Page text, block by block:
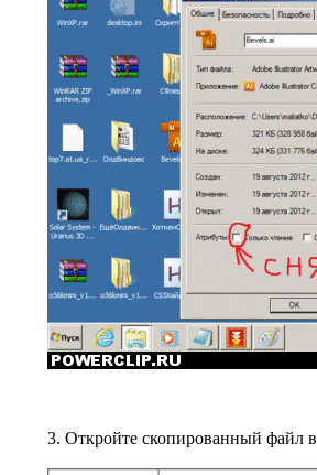
3. Откройте скопированный файл